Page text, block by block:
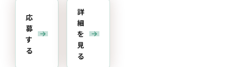
応
募
す
る
詳
細
を
見
る